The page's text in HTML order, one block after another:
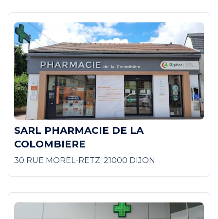
SARL PHARMACIE DE LA
COLOMBIERE
30 RUE MOREL-RETZ; 21000 DIJON